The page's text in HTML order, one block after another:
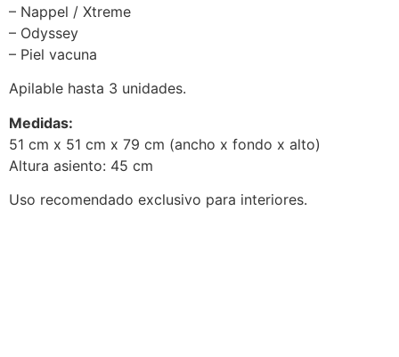
– Nappel / Xtreme
– Odyssey
– Piel vacuna
Apilable hasta 3 unidades.
Medidas:
51 cm x 51 cm x 79 cm (ancho x fondo x alto)
Altura asiento: 45 cm
Uso recomendado exclusivo para interiores.